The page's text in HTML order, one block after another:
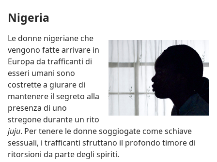
Nigeria
Le donne nigeriane che
vengono fatte arrivare in
Europa da trafficanti di
esseri umani sono
costrette a giurare di
mantenere il segreto alla
presenza di uno
stregone durante un rito
juju. Per tenere le donne soggiogate come schiave
sessuali, i trafficanti sfruttano il profondo timore di
ritorsioni da parte degli spiriti.